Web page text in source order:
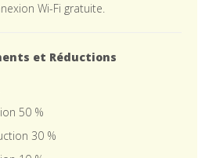
Wi-Fi gratuite.
et Réductions
50 %
30 %